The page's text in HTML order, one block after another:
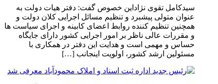
سیدکامل تقوی نژاداین خصوص گفت: دفتر هیات دولت به
عنوان متولی پیشبرد و تنظیم مسائل اجرایی کلان دولت و
همچنین تنظیم کننده روابط اعضای کابینه و اجرای سیاست ها
و مقررات عالی ناظر بر امور اجرایی کشور دارای جایگاه
حساس و مهمی است و هدایت این دفتر در همکاری با
مسئولین ارشد کشور، اولویت اینجانب […]